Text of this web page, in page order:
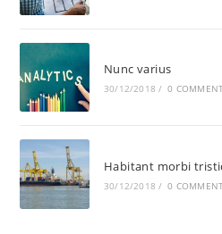
Nunc varius
30/12/2018 / 0
Habitant morbi
30/12/2018 / 0